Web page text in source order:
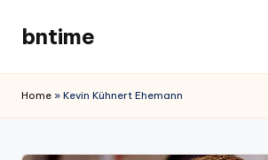
content
bntime
Home » Kevin Kühnert Ehemann